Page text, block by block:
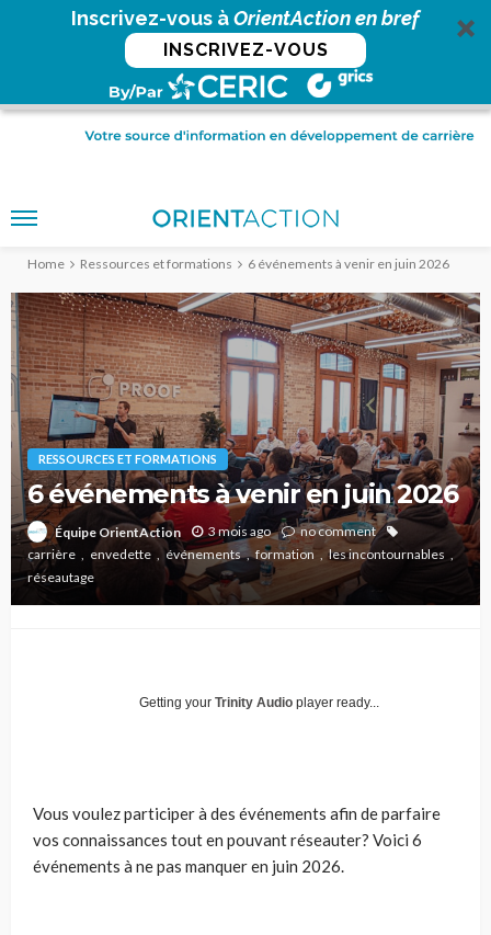
Inscrivez-vous àOrientAction en bref
INSCRIVEZ-VOUS
Home Ressources et formations 6 événements à venir en juin 2026
RESSOURCES ET FORMATIONS
6 événements à venir en juin 2026
Équipe OrientAction 3 mois ago
no comment
carrière
envedette événements formation
les incontournables
réseautage
Getting your Trinity Audio player ready...
Vous voulez participer à des événements afin de parfaire
vos connaissances tout en pouvant réseauter? Voici 6
événements à ne pas manquer en juin 2026.